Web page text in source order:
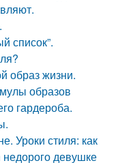
список”.
образ жизни.
образов
гардероба.
Уроки стиля: как
недорого девушке